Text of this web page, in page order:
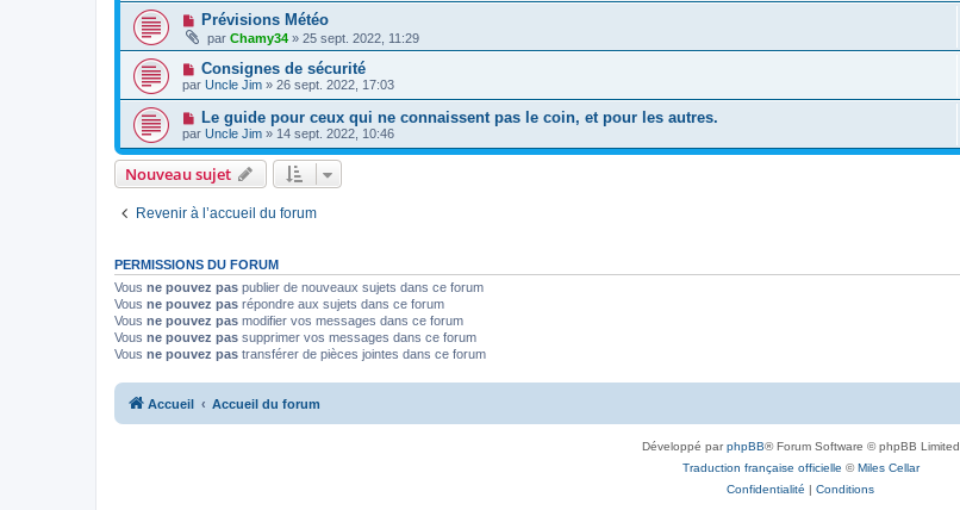
Prévisions Météo
par Chamy34 » 25 sept. 2022, 11:29
Consignes de sécurité
par Uncle Jim » 26 sept. 2022, 17:03
Le guide pour ceux qui ne connaissent pas le coin, et pour les autres.
par Uncle Jim » 14 sept. 2022, 10:46
Nouveau sujet
Revenir à l’accueil du forum
PERMISSIONS DU FORUM
Vous ne pouvez pas publier de nouveaux sujets dans ce forum
Vous ne pouvez pas répondre aux sujets dans ce forum
Vous ne pouvez pas modifier vos messages dans ce forum
Vous ne pouvez pas supprimer vos messages dans ce forum
Vous ne pouvez pas transférer de pièces jointes dans ce forum
Accueil Accueil du forum
Développé parphpBB® Forum Software © phpBB Limited
Traduction française officielle ©Miles Cellar
Confidentialité | Conditions